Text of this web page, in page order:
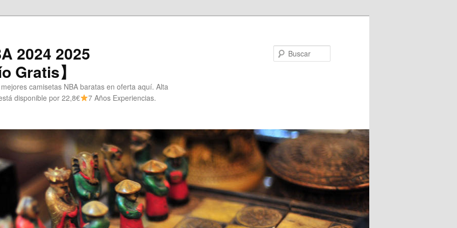
2024 2025
Gratis】
camisetas NBA baratas en oferta aquí. Alta
disponible por 22,8€
7 Años Experiencias.